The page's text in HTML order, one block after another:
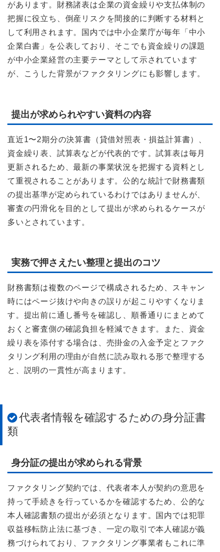
があります。財務諸表は企業の資金繰りや支払体制の
把握に役立ち、倒産リスクを間接的に判断する材料と
して利用されます。国内では中小企業庁が毎年「中小
企業白書」を公表しており、そこでも資金繰りの課題
が中小企業経営の主要テーマとして示されています
が、こうした背景がファクタリングにも影響します。
提出が求められやすい資料の内容
直近1〜2期分の決算書（貸借対照表・損益計算書）、
資金繰り表、試算表などが代表的です。試算表は毎月
更新されるため、最新の事業状況を把握する資料とし
て重視されることがあります。公的な統計で財務書類
の提出基準が定められているわけではありませんが、
審査の円滑化を目的として提出が求められるケースが
多いとされています。
実務で押さえたい整理と提出のコツ
財務書類は複数のページで構成されるため、スキャン
時にはページ抜けや向きの誤りが起こりやすくなりま
す。提出前に通し番号を確認し、順番通りにまとめて
おくと審査側の確認負担を軽減できます。また、資金
繰り表を添付する場合は、売掛金の入金予定とファク
タリング利用の理由が自然に読み取れる形で整理する
と、説明の一貫性が高まります。
代表者情報を確認するための身分証書
類
身分証の提出が求められる背景
ファクタリング契約では、代表者本人が契約の意思を
持って手続きを行っているかを確認するため、公的な
本人確認書類の提出が必須となります。国内では犯罪
収益移転防止法に基づき、一定の取引で本人確認が義
務づけられており、ファクタリング事業者もこれに準